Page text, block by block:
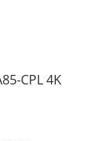
CPL 4K